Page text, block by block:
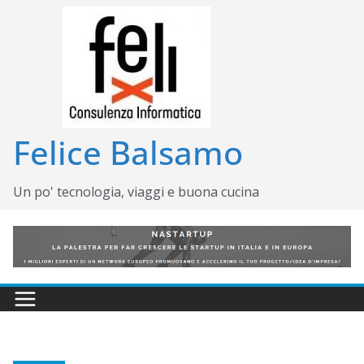
Felice Balsamo
Un po' tecnologia, viaggi e buona cucina